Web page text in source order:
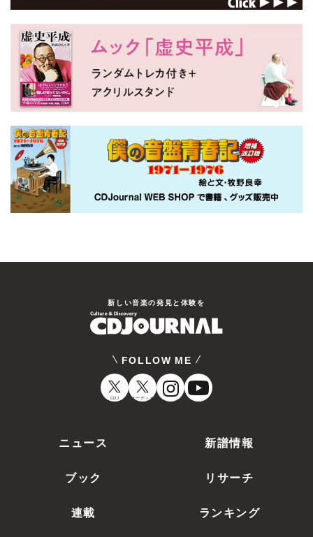
新しい⾳楽の発⾒と体験を
FOLLOW ME
CDJ オーディオ
ニュース 新譜情報
ブック リサーチ
連載 ランキング